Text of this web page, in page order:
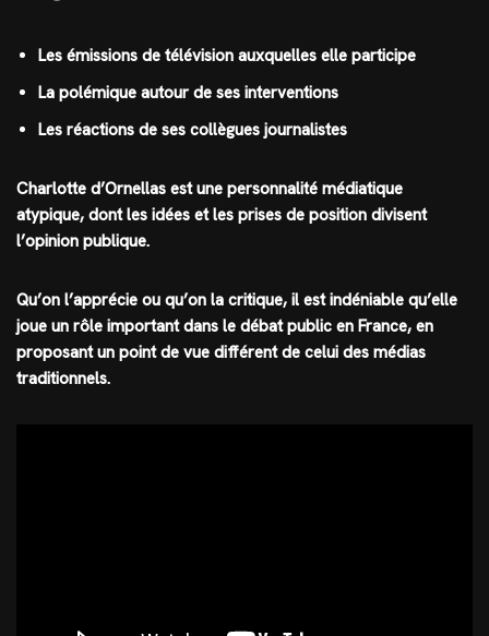
Les émissions de télévision auxquelles elle participe
La polémique autour de ses interventions
Les réactions de ses collègues journalistes
Charlotte d’Ornellas est une personnalité médiatique
atypique, dont les idées et les prises de position divisent
l’opinion publique.
Qu’on l’apprécie ou qu’on la critique, il est indéniable qu’elle
joue un rôle important dans le débat public en France, en
proposant un point de vue différent de celui des médias
traditionnels.